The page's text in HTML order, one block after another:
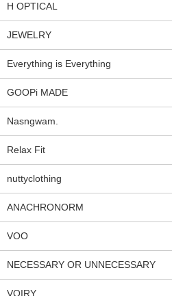
H OPTICAL
JEWELRY
Everything is Everything
GOOPi MADE
Nasngwam.
Relax Fit
nuttyclothing
ANACHRONORM
VOO
NECESSARY OR UNNECESSARY
VOIRY